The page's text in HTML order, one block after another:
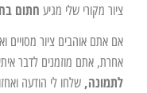
ציור מקורי שלי מגיע חתום
אם אתם אוהבים ציור מסויים
אחרת, אתם מוזמנים לדבר
לתמונה, שלחו לי הודעה